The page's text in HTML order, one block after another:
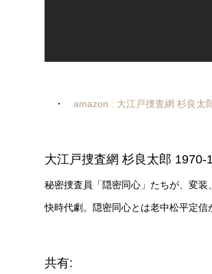
・ amazon : 大江戸捜査網 杉良太
大江戸捜査網 杉良太郎 1970-
秘密捜査員「隠密同心」たちが、変
快時代劇。隠密同心とは老中松平定
共有: